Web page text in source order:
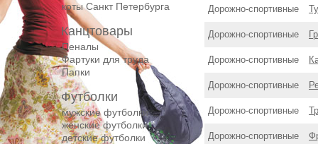
коты Санкт Петербурга
Канцтовары
Пеналы
Фартуки для труда
Папки
Футболки
мужские футболки
женские футболки
детские футболки
Дорожнo-спортивные
Дорожнo-спортивные
Дорожнo-спортивные
Дорожнo-спортивные
Дорожнo-спортивные
Дорожнo-спортивные